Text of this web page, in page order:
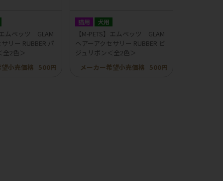
ムペッツ GLAM
リー RUBBER パ
2色＞
小売価格 500円
猫用 犬用
【M-PETS】エムペッツ GLAM
ヘアーアクセサリー RUBBER ビ
ジュリボン＜全2色＞
メーカー希望小売価格 500円